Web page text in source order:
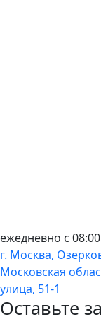
ежедневно с
г. Москва,
Московская
улица, 51-1
Оставьте